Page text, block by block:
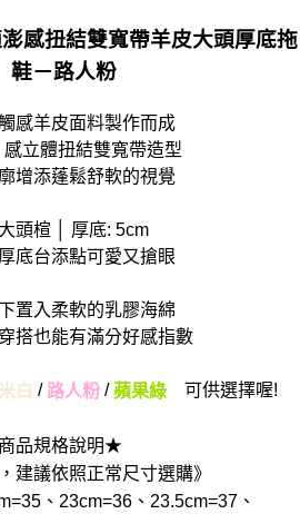
感扭結雙寬帶羊皮大頭厚底拖
鞋－路人粉
感羊皮面料製作而成
立體扭結雙寬帶造型
增添蓬鬆舒軟的視覺
頭楦 │ 厚底: 5cm
底台添點可愛又搶眼
置入柔軟的乳膠海綿
搭也能有滿分好感指數
白 / 路人粉 /蘋果綠 可供選擇喔!
品規格說明★
建議依照正常尺寸選購》
、23cm=36、23.5cm=37、